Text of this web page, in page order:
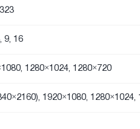
9, 16
1280×1024, 1280×720
1920×1080, 1280×1024,